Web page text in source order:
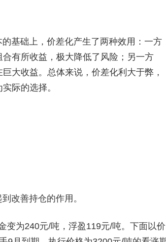
基础上，价差化产生了两种效用：一方
有所收益，极大降低了风险；另一方
大收益。总体来说，价差化利大于弊，
际的选择。
改善持仓的作用。
变为240元/吨，浮盈119元/吨。下面以价